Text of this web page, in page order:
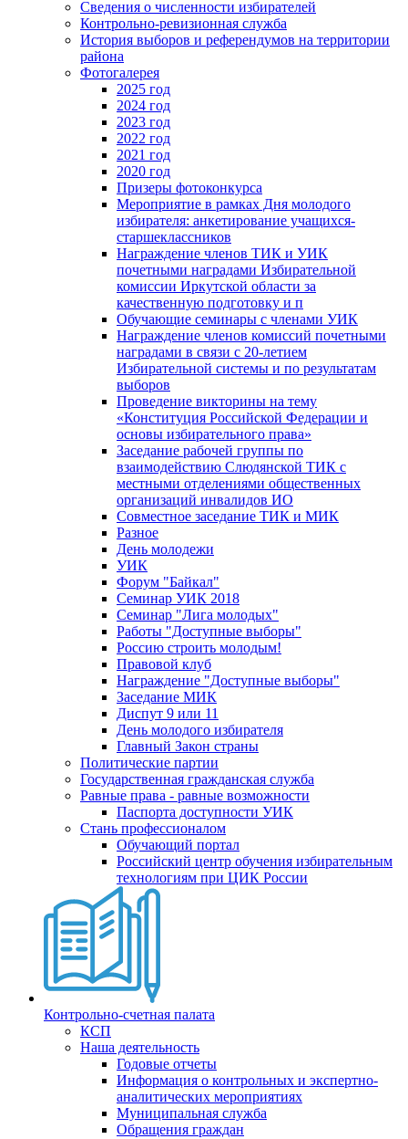
Сведения о численности избирателей
Контрольно-ревизионная служба
История выборов и референдумов на территории
района
Фотогалерея
2025 год
2024 год
2023 год
2022 год
2021 год
2020 год
Призеры фотоконкурса
Мероприятие в рамках Дня молодого
избирателя: анкетирование учащихся-
старшеклассников
Награждение членов ТИК и УИК
почетными наградами Избирательной
комиссии Иркутской области за
качественную подготовку и п
Обучающие семинары с членами УИК
Награждение членов комиссий почетными
наградами в связи с 20-летием
Избирательной системы и по результатам
выборов
Проведение викторины на тему
«Конституция Российской Федерации и
основы избирательного права»
Заседание рабочей группы по
взаимодействию Слюдянской ТИК с
местными отделениями общественных
организаций инвалидов ИО
Совместное заседание ТИК и МИК
Разное
День молодежи
УИК
Форум "Байкал"
Семинар УИК 2018
Семинар "Лига молодых"
Работы "Доступные выборы"
Россию строить молодым!
Правовой клуб
Награждение "Доступные выборы"
Заседание МИК
Диспут 9 или 11
День молодого избирателя
Главный Закон страны
Политические партии
Государственная гражданская служба
Равные права - равные возможности
Паспорта доступности УИК
Стань профессионалом
Обучающий портал
Российский центр обучения избирательным
технологиям при ЦИК России
Контрольно-счетная палата
КСП
Наша деятельность
Годовые отчеты
Информация о контрольных и экспертно-
аналитических мероприятиях
Муниципальная служба
Обращения граждан